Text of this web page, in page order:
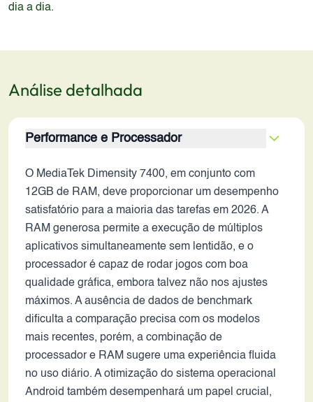
dia a dia.
Análise detalhada
Performance e Processador
O MediaTek Dimensity 7400, em conjunto com
12GB de RAM, deve proporcionar um desempenho
satisfatório para a maioria das tarefas em 2026. A
RAM generosa permite a execução de múltiplos
aplicativos simultaneamente sem lentidão, e o
processador é capaz de rodar jogos com boa
qualidade gráfica, embora talvez não nos ajustes
máximos. A ausência de dados de benchmark
dificulta a comparação precisa com os modelos
mais recentes, porém, a combinação de
processador e RAM sugere uma experiência fluida
no uso diário. A otimização do sistema operacional
Android também desempenhará um papel crucial,